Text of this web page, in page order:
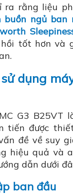
ra rằng liệu
buồn ngủ ban
tốt hơn và
dụng
G3 B25VT
tiến được
đề về suy
hiệu quả và
dẫn dưới
ban đầu